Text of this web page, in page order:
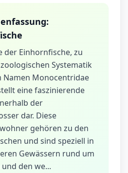
der Einhornfische, zu
Systematik
Namen Monocentridae
eine faszinierende
der
dar. Diese
gehören zu den
und sind speziell in
Gewässern rund um
den we...